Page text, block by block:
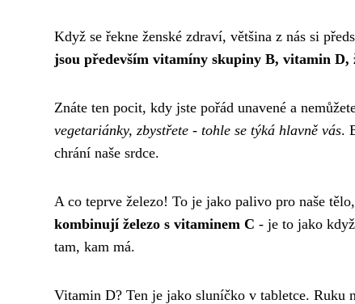
Když se řekne ženské zdraví, většina z nás si
jsou především vitamíny skupiny B, vitamin D,
Znáte ten pocit, kdy jste pořád unavené a
vegetariánky, zbystřete - tohle se týká hlavně vás.
chrání naše srdce.
A co teprve železo! To je jako palivo pro naše
kombinují železo s vitaminem C - je to jako
tam, kam má.
Vitamin D? Ten je jako sluníčko v tabletce. Ruku